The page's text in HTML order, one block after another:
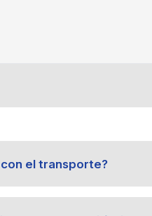
con el transporte?